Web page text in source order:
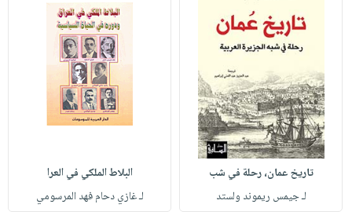
مطرزات
حقائب
عناية
بالذات
صابون
أطفال
مناسبات
حدود
عن
سياسة
الشركة
فيديوهات
أسئلة
يتكرر
طرحها
حسابك
لائحة
الأمنيات
عربة
التسوق
تاريخ عمان، رحلة في شب
لـ جيمس ريموند ولستد
البلاط الملكي في العرا
لـ غازي دحام فهد المرسومي